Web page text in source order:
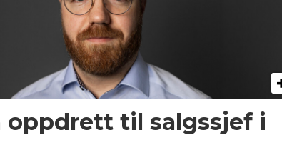
oppdrett til salgssjef i